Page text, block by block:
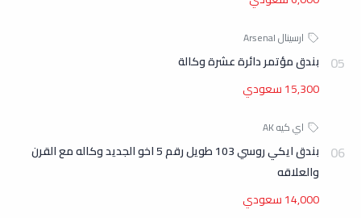
بندق مؤتمر دائرة عشرة وكالة
15,300 سعودي
بندق ايكي روسي 103 طويل رقم 5 اخو الجديد وكاله مع القرن
والعلاقه
14,000 سعودي